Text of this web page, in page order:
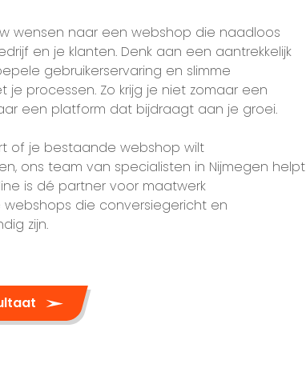
wensen naar een webshop die naadloos
en je klanten. Denk aan een aantrekkelijk
gebruikerservaring en slimme
je processen. Zo krijg je niet zomaar een
een platform dat bijdraagt aan je groei.
of je bestaande webshop wilt
ons team van specialisten in Nijmegen helpt
is dé partner voor maatwerk
die conversiegericht en
zijn.